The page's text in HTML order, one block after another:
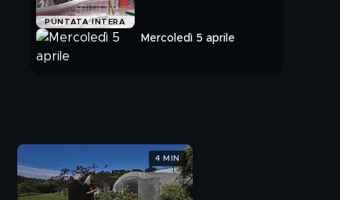
PUNTATA INTERA
Mercoledì 5 aprile
4 MIN